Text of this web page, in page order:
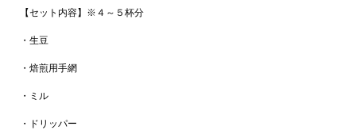
【セット内容】※４～５杯分
・生豆
・焙煎用手網
・ミル
・ドリッパー